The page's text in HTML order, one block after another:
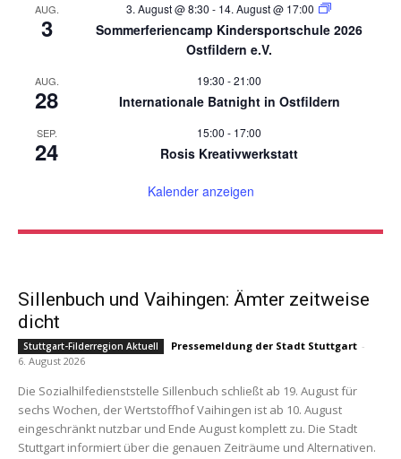
AUG.
3
3. August @ 8:30 - 14. August @ 17:00
Sommerferiencamp Kindersportschule 2026
Ostfildern e.V.
AUG.
28
19:30 -21:00
Internationale Batnight in Ostfildern
SEP.
24
15:00 - 17:00
Rosis Kreativwerkstatt
Kalender anzeigen
Sillenbuch und Vaihingen: Ämter zeitweise
dicht
Stuttgart-Filderregion Aktuell Pressemeldung der Stadt Stuttgart -
6. August 2026
Die Sozialhilfedienststelle Sillenbuch schließt ab 19. August für
sechs Wochen, der Wertstoffhof Vaihingen ist ab 10. August
eingeschränkt nutzbar und Ende August komplett zu. Die Stadt
Stuttgart informiert über die genauen Zeiträume und Alternativen.